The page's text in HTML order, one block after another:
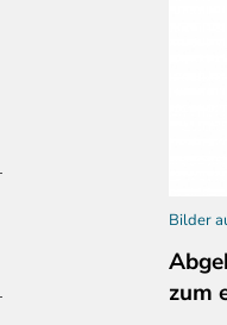
Bilder
zum